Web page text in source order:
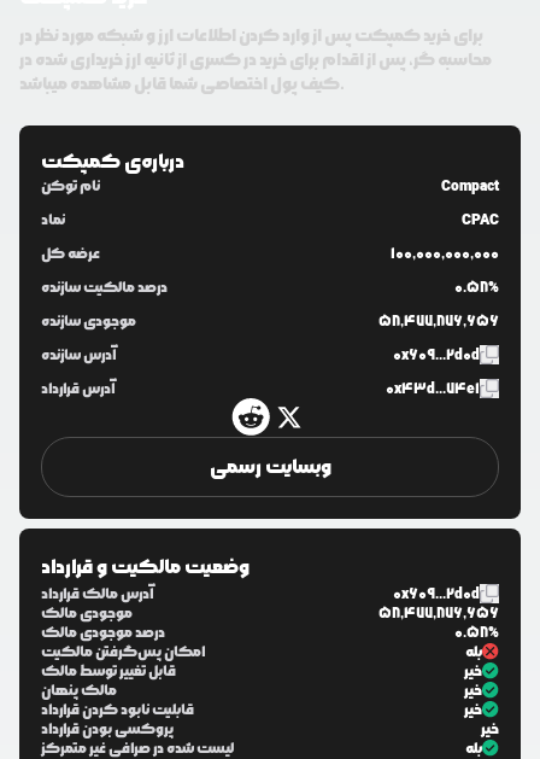
برای خرید کمپکت پس از وارد کردن اطلاعات ارز و شبکه مورد نظر در
محاسبه گر، پس از اقدام برای خرید در کسری از ثانیه ارز خریداری شده در
کیف پول اختصاصی شما قابل مشاهده میباشد.
درباره‌یکمپکت
نام توکن
Compact
نماد
CPAC
عرضه کل
100,000,000,000
درصد مالکیت سازنده
0.58%
موجودی سازنده
58,477,876,656
آدرس سازنده
0x609...2d0d
آدرس قرارداد
0x43d...74e1
وبسایت رسمی
وضعیت مالکیت و قرارداد
آدرس مالک قرارداد
0x609...2d0d
موجودی مالک
58,477,876,656
درصد موجودی مالک
0.58%
امکان پس‌گرفتن مالکیت
بله
قابل تغییر توسط مالک
خیر
مالک پنهان
خیر
قابلیت نابود کردن قرارداد
خیر
پروکسی بودن قرارداد
خیر
لیست شده در صرافی غیر متمرکز
بله